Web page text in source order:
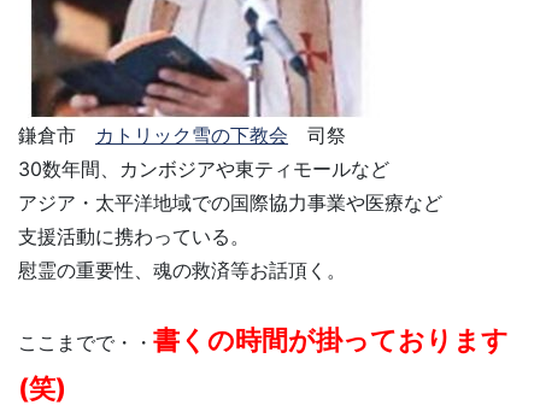
鎌倉市 カトリック雪の下教会 司祭
30数年間、カンボジアや東ティモールなど
アジア・太平洋地域での国際協力事業や医療など
支援活動に携わっている。
慰霊の重要性、魂の救済等お話頂く。
ここまでで・・ 書くの時間が掛っております
(笑)